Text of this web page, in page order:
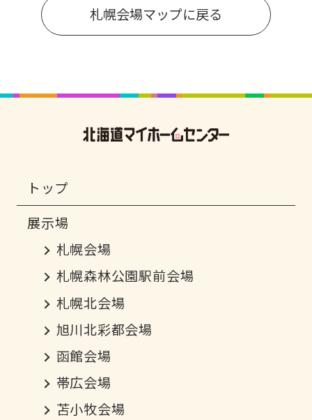
札幌会場マップに戻る
トップ
札幌会場
札幌森林公園駅前会場
札幌北会場
旭川北彩都会場
函館会場
帯広会場
苫小牧会場